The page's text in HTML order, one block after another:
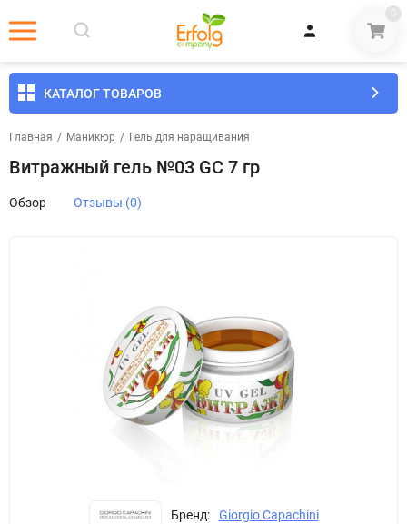
0
КАТАЛОГ ТОВАРОВ
Главная / Маникюр / Гель для наращивания
Витражный гель №03 GC 7 гр
Обзор Отзывы (0)
Бренд: Giorgio Capachini